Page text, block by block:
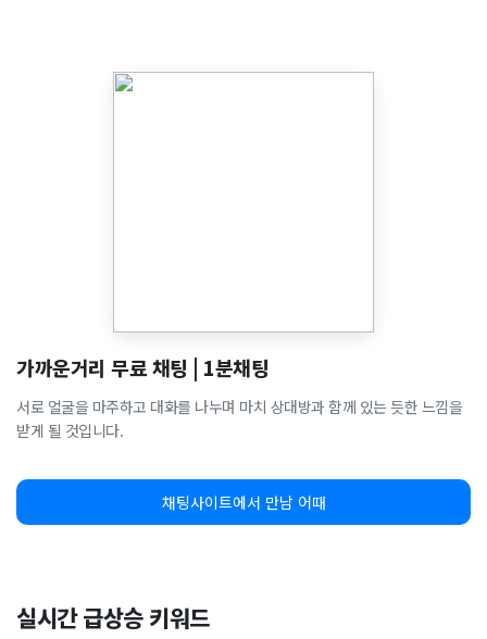
가까운거리 무료 채팅 | 1분채팅
서로 얼굴을 마주하고 대화를 나누며 마치 상대방과 함께 있는 듯한 느낌을
받게 될 것입니다.
채팅사이트에서 만남 어때
실시간 급상승 키워드